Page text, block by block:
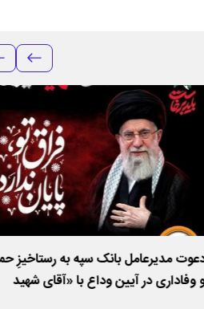
مدیرعامل بانک سپه به رستاخیزِ
وفاداری در آیین وداع با «آقای شهید